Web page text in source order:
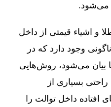
می‌شود.
و اشیاء قیمتی از داخل
وجود دارد که در
بیان می‌شود، روش‌هایی
بسیاری از
داخل توالت را